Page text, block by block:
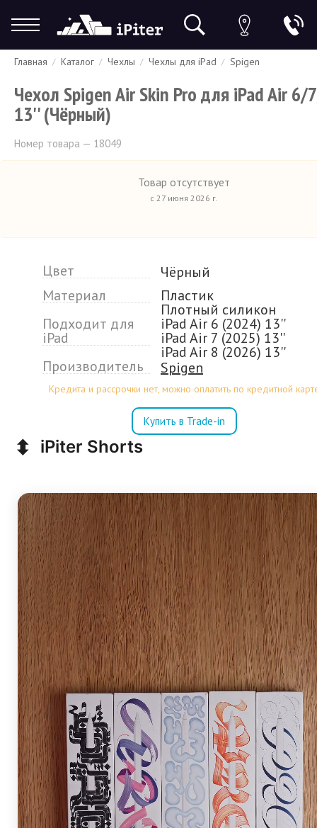
Гарантия Доставка и оплата Спецпредложения
Главная Каталог Чехлы Чехлы для iPad Spigen
Чехол Spigen Air Skin Pro для iPad Air 6/
13'' (Чёрный)
Номер товара — 18049
Товар отсутствует
с 27 июня 2026 г.
Цвет
Чёрный
Материал
Пластик
Плотный силикон
Подходит для
iPad
iPad Air 6 (2024) 13''
iPad Air 7 (2025) 13''
iPad Air 8 (2026) 13''
Производитель Spigen
Кредита и рассрочки нет, можно оплатить по кредитной
Купить в Trade-in
⬍ iPiter Shorts